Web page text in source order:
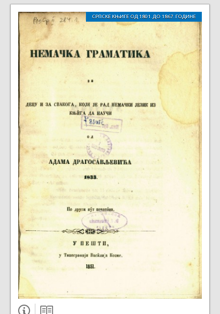
СРПСКЕ КЊИГЕ ОД 1801. ДО 1867. ГОДИНЕ